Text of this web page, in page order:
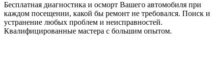
Бесплатная диагностика и осморт Вашего автомобиля при
каждом посещении, какой бы ремонт не требовался. Поиск и
устранение любых проблем и неисправностей.
Квалифицированные мастера с большим опытом.